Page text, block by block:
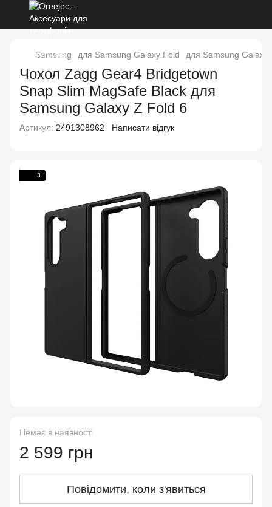
Samsung для Samsung Galaxy Fold для Samsung Galaxy
Чохол Zagg Gear4 Bridgetown
Snap Slim MagSafe Black для
Samsung Galaxy Z Fold 6
Артикул: 2491308962 Написати відгук
3
Немає в наявності
2 599 грн
Повідомити, коли з'явиться